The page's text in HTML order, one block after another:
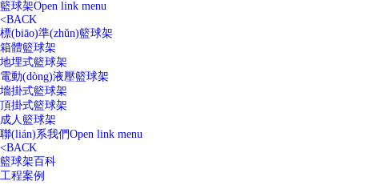
籃球架Open link menu
<BACK
標(biāo)準(zhǔn)籃球架
箱體籃球架
地埋式籃球架
電動(dòng)液壓籃球架
墻掛式籃球架
頂掛式籃球架
成人籃球架
聯(lián)系我們Open link menu
<BACK
籃球架百科
工程案例